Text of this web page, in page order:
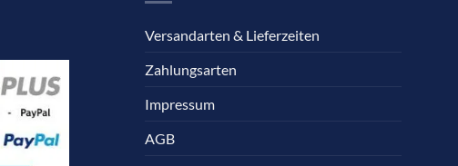
Versandarten & Lieferzeiten
Zahlungsarten
Impressum
AGB